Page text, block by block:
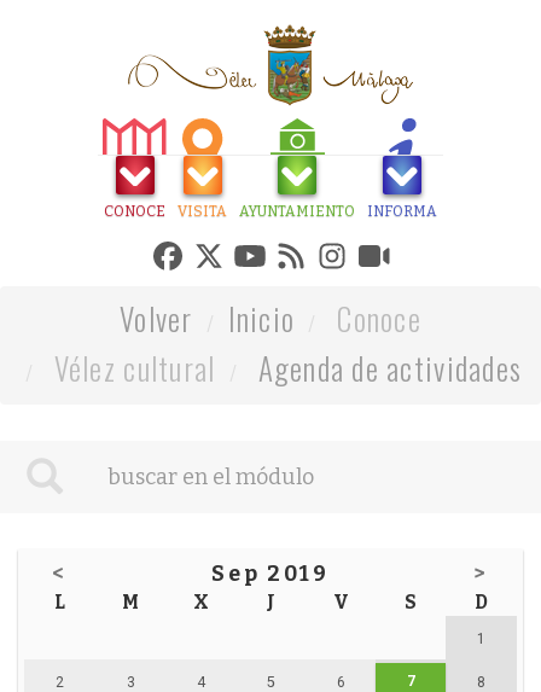
CONOCE VISITA AYUNTAMIENTO INFORMA
Volver Inicio
Conoce
Vélez cultural
Agenda de actividades
< Sep 2019 >
L M X J V S D
1
2 3 4 5 6 7 8